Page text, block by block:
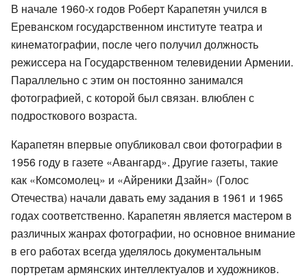
В начале 1960-х годов Роберт Карапетян учился в
Ереванском государственном институте театра и
кинематографии, после чего получил должность
режиссера на Государственном телевидении Армении.
Параллельно с этим он постоянно занимался
фотографией, с которой был связан. влюблен с
подросткового возраста.
Карапетян впервые опубликовал свои фотографии в
1956 году в газете «Авангард». Другие газеты, такие
как «Комсомолец» и «Айреники Дзайн» (Голос
Отечества) начали давать ему задания в 1961 и 1965
годах соответственно. Карапетян является мастером в
различных жанрах фотографии, но основное внимание
в его работах всегда уделялось документальным
портретам армянских интеллектуалов и художников.